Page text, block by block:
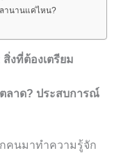
านานแค่ไหน?
งที่ต้องเตรียม
ลาด? ประสบการณ์
คนมาทำความรู้จัก